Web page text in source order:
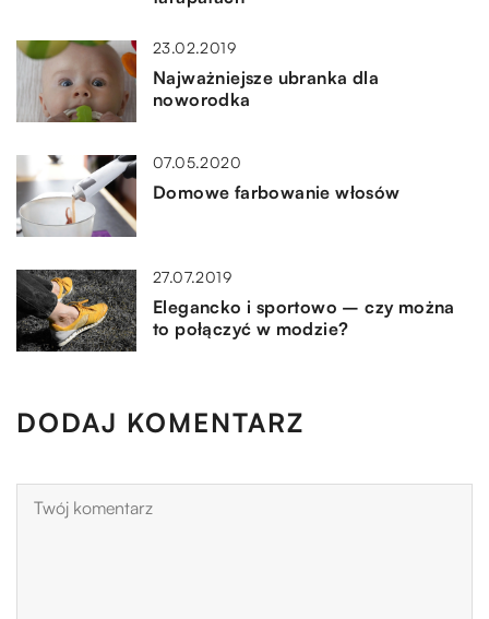
23.02.2019
Najważniejsze ubranka dla
noworodka
07.05.2020
Domowe farbowanie włosów
27.07.2019
Elegancko i sportowo – czy można
to połączyć w modzie?
DODAJ KOMENTARZ